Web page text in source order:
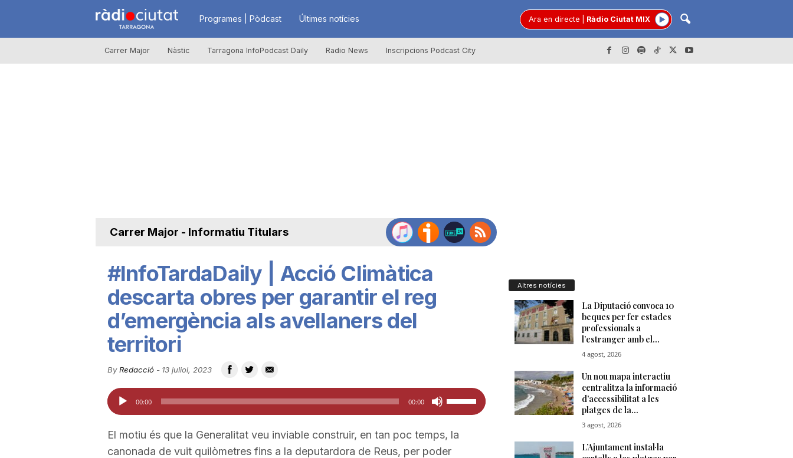
R
à
u
t
d
Programes | Pòdcast Últimes notícies Ara en directe Ràdio Ciutat MIX
Carrer Major Nàstic Tarragona InfoPodcast Daily Radio News Inscripcions Podcast City
Carrer Major - Informatiu Titulars
#InfoTardaDaily | Acció Climàtica
descarta obres per garantir el reg
d’emergència als avellaners del
territori
By Redacció- 13 juliol, 2023
Reproductor
d'àudio
00:00 00:00
Feu
servir
les
tecles
El motiu és que la Generalitat veu inviable construir, en tan poc temps, la
canonada de vuit quilòmetres fins a la deputardora de Reus, per poder
Altres notícies